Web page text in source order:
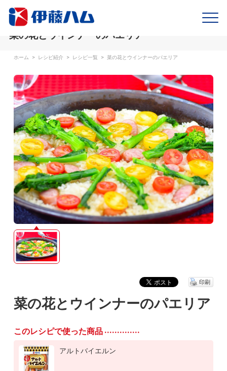
菜の花とウインナーのパエリア
ホーム > レシピ紹介 > レシピ一覧 > 菜の花とウインナーのパエリア
菜の花とウインナーのパエリア
印刷
このレシピで使った商品
アルトバイエルン